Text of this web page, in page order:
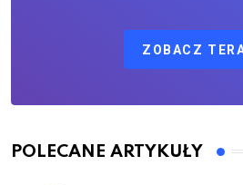
ZOBACZ
POLECANE ARTYKUŁY